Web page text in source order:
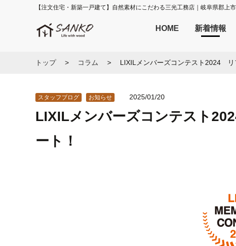
【注文住宅・新築一戸建て】自然素材にこだわる三光工務店｜岐阜県郡上
HOME 新着情報
トップ コラム LIXILメンバーズコンテスト2024
スタッフブログ お知らせ 2025/01/20
LIXILメンバーズコンテスト
ート！